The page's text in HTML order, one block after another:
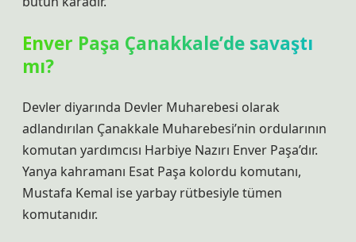
Enver Paşa Çanakkale’de savaştı
mı?
Devler diyarında Devler Muharebesi olarak
adlandırılan Çanakkale Muharebesi’nin ordularının
komutan yardımcısı Harbiye Nazırı Enver Paşa’dır.
Yanya kahramanı Esat Paşa kolordu komutanı,
Mustafa Kemal ise yarbay rütbesiyle tümen
komutanıdır.